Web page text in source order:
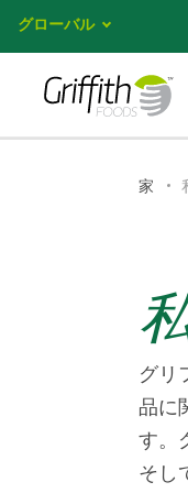
グローバル
家
グリ
品に
す。
そし